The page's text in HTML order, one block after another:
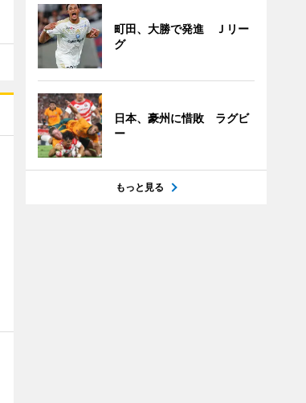
町田、大勝で発進 Ｊリー
グ
日本、豪州に惜敗 ラグビ
ー
もっと見る